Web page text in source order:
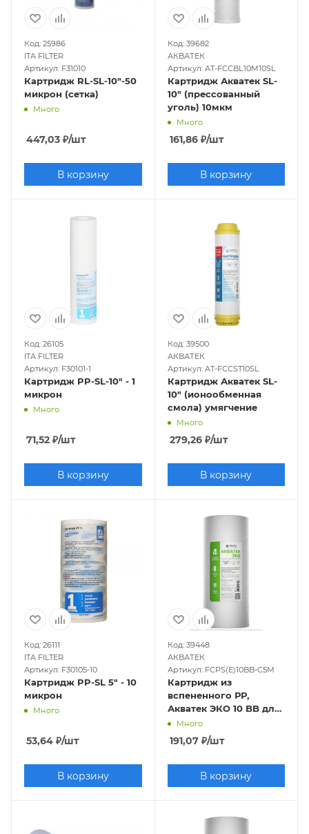
Код: 25986
ITA FILTER
Артикул: F31010
Картридж RL-SL-10"-50
микрон (сетка)
Много
447,03 ₽/шт
В корзину
Код: 39682
АКВАТЕК
Артикул: AT-FCCBL10M10SL
Картридж Акватек SL-
10" (прессованный
уголь) 10мкм
Много
161,86₽/шт
В корзину
Код: 26105
ITA FILTER
Артикул: F30101-1
Картридж PP-SL-10" - 1
микрон
Много
71,52 ₽/шт
В корзину
Код: 39500
АКВАТЕК
Артикул: AT-FCCST10SL
Картридж Акватек SL-
10" (ионообменная
смола) умягчение
Много
279,26₽/шт
В корзину
Код: 26111
ITA FILTER
Артикул: F30105-10
Картридж PP-SL 5" - 10
микрон
Много
53,64 ₽/шт
В корзину
Код: 39448
АКВАТЕК
Артикул: FCPS(E)10BB-C5M
Картридж из
вспененного РР,
Акватек ЭКО 10 BB для
холодной воды 5мкм
Много
191,07₽/шт
В корзину